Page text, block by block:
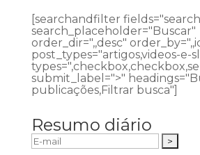
[searchandfilter
search_placeholder="Buscar"
order_dir=",,desc"
post_types="artigos,videos-e-
submit_label=">"
publicações,Filtrar busca"]
Resumo diário